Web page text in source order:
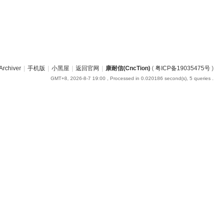
| 手机版 | 小黑屋 | 返回官网 | 康耐信(CncTion)( 粤ICP备19035475号)
GMT+8, 2026-8-7 19:00 , Processed in 0.020186 second(s), 5 queries .